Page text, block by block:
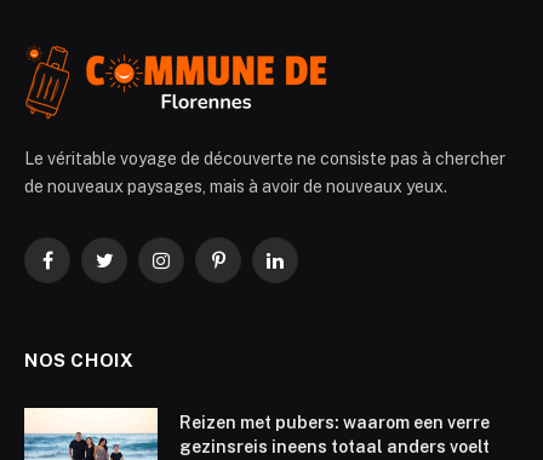
Le véritable voyage de découverte ne consiste pas à chercher
de nouveaux paysages, mais à avoir de nouveaux yeux.
FacebookTwitterInstagramPinterestLinkedIn
NOS CHOIX
Reizen met pubers: waarom een verre
gezinsreis ineens totaal anders voelt